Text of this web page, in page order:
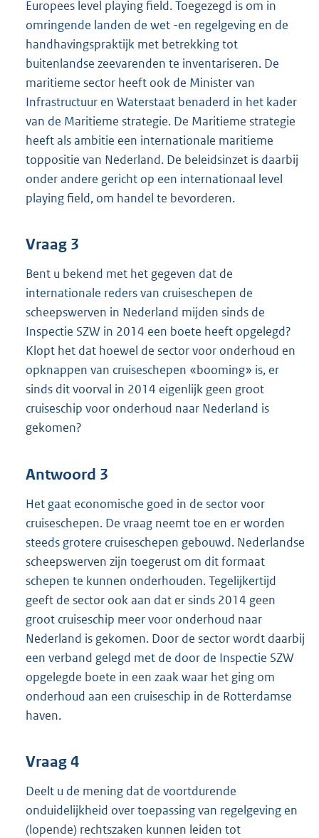
Europees level playing field. Toegezegd is om in
omringende landen de wet -en regelgeving en de
handhavingspraktijk met betrekking tot
buitenlandse zeevarenden te inventariseren. De
maritieme sector heeft ook de Minister van
Infrastructuur en Waterstaat benaderd in het kader
van de Maritieme strategie. De Maritieme strategie
heeft als ambitie een internationale maritieme
toppositie van Nederland. De beleidsinzet is daarbij
onder andere gericht op een internationaal level
playing field, om handel te bevorderen.
Vraag 3
Bent u bekend met het gegeven dat de
internationale reders van cruiseschepen de
scheepswerven in Nederland mijden sinds de
Inspectie SZW in 2014 een boete heeft opgelegd?
Klopt het dat hoewel de sector voor onderhoud en
opknappen van cruiseschepen «booming» is, er
sinds dit voorval in 2014 eigenlijk geen groot
cruiseschip voor onderhoud naar Nederland is
gekomen?
Antwoord 3
Het gaat economische goed in de sector voor
cruiseschepen. De vraag neemt toe en er worden
steeds grotere cruiseschepen gebouwd. Nederlandse
scheepswerven zijn toegerust om dit formaat
schepen te kunnen onderhouden. Tegelijkertijd
geeft de sector ook aan dat er sinds 2014 geen
groot cruiseschip meer voor onderhoud naar
Nederland is gekomen. Door de sector wordt daarbij
een verband gelegd met de door de Inspectie SZW
opgelegde boete in een zaak waar het ging om
onderhoud aan een cruiseschip in de Rotterdamse
haven.
Vraag 4
Deelt u de mening dat de voortdurende
onduidelijkheid over toepassing van regelgeving en
(lopende) rechtszaken kunnen leiden tot